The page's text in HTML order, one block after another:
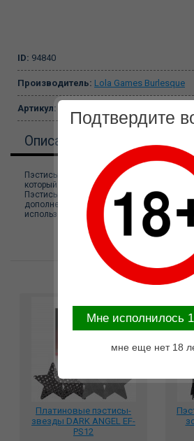
ID: 94840
Производитель: Lola Games Burlesque
Артикул:
Описание
Пэстисы Gipsy имеют внутреннюю
который позволит c легкостью
Пэстисы можно использовать для
дополнение к образу на вечеринку.
использования.
Возможные
Платиновые пэстисы-
звезды DARK ANGEL EF-
PS12
Подтвердите
Mне исполнилось
мне еще нет 18